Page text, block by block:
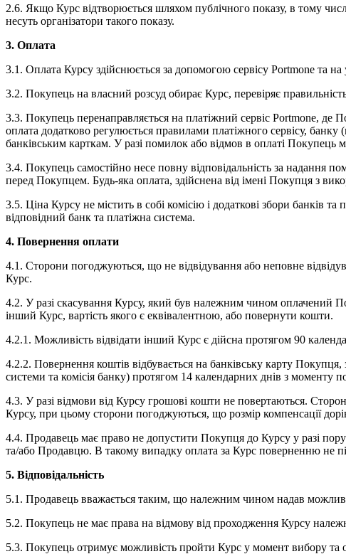
2.6. Якщо Курс відтворюється шляхом публічного показу, в тому
несуть організатори такого показу.
3. Оплата
3.1. Оплата Курсу здійснюється за допомогою сервісу Portmone та
3.2. Покупець на власний розсуд обирає Курс, перевіряє
3.3. Покупець перенаправляється на платіжний сервіс Portmone,
оплата додатково регулюється правилами платіжного сервісу,
банківським карткам. У разі помилок або відмов в оплаті Покупець
3.4. Покупець самостійно несе повну відповідальність за надання
перед Покупцем. Будь-яка оплата, здійснена від імені Покупця з
3.5. Ціна Курсу не містить в собі комісію і додаткові збори банків
відповідний банк та платіжна система.
4. Повернення оплати
4.1. Сторони погоджуються, що не відвідування або неповне
Курс.
4.2. У разі скасування Курсу, який був належним чином оплачений
інший Курс, вартість якого є еквівалентною, або повернути кошти.
4.2.1. Можливість відвідати інший Курс є дійсна протягом 90
4.2.2. Повернення коштів відбувається на банківську карту
системи та комісія банку) протягом 14 календарних днів з моменту
4.3. У разі відмови від Курсу грошові кошти не повертаються.
Курсу, при цьому сторони погоджуються, що розмір компенсації
4.4. Продавець має право не допустити Покупця до Курсу у разі
та/або Продавцю. В такому випадку оплата за Курс поверненню не
5. Відповідальність
5.1. Продавець вважається таким, що належним чином надав
5.2. Покупець не має права на відмову від проходження Курсу
5.3. Покупець отримує можливість пройти Курс у момент вибору та